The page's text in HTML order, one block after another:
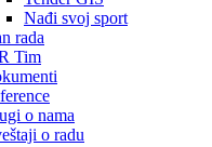
Nađi svoj sport
rada
Tim
o nama
o radu